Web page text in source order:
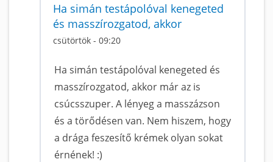
Ha simán testápolóval kenegeted
és masszírozgatod, akkor
csütörtök - 09:20
Ha simán testápolóval kenegeted és
masszírozgatod, akkor már az is
csúcsszuper. A lényeg a masszázson
és a törődésen van. Nem hiszem, hogy
a drága feszesítő krémek olyan sokat
érnének! :)